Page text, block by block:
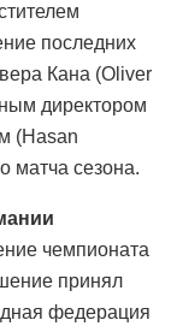
последних
Кана (Oliver
директором
(Hasan
матча сезона.
чемпионата
принял
федерация